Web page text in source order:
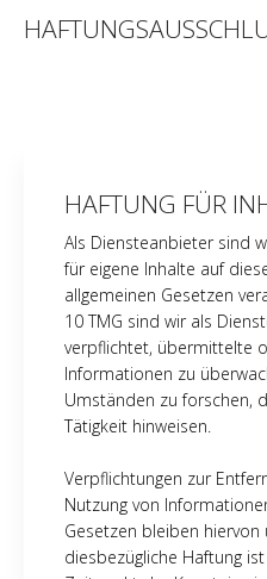
HAFTUNG FÜR
Als Diensteanbieter sind
für eigene Inhalte auf
allgemeinen Gesetzen
10 TMG sind wir als
verpflichtet, übermittelte
Informationen zu
Umständen zu forschen,
Tätigkeit hinweisen.
Verpflichtungen zur
Nutzung von
Gesetzen bleiben hiervon
diesbezügliche Haftung